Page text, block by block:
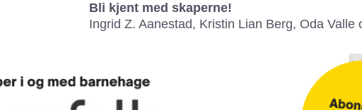
Bli kjent med skaperne!
Ingrid Z. Aanestad, Kristin Lian Berg, Oda Valle